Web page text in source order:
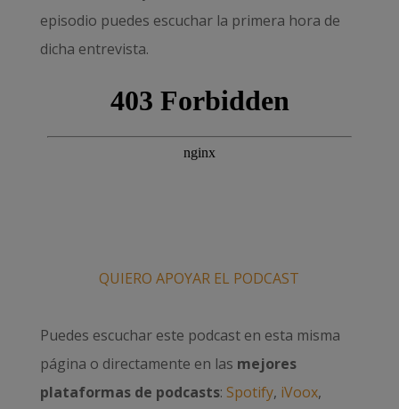
episodio puedes escuchar la primera hora de
dicha entrevista.
QUIERO APOYAR EL PODCAST
Puedes escuchar este podcast en esta misma
página o directamente en las mejores
plataformas de podcasts: Spotify, iVoox,